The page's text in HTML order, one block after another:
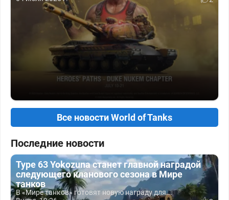
Все новости World of Tanks
Последние новости
Type 63 Yokozuna станет главной наградой
следующего кланового сезона в Мире
танков
В «Мире танков» готовят новую награду для...